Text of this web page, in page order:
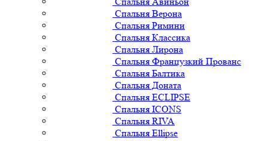
Спальня Верона
Спальня Римини
Спальня Классика
Спальня Лирона
Спальня Французкий Прованс
Спальня Балтика
Спальня Доната
Спальня ECLIPSE
Спальня ICONS
Спальня RIVA
Спальня Ellipse